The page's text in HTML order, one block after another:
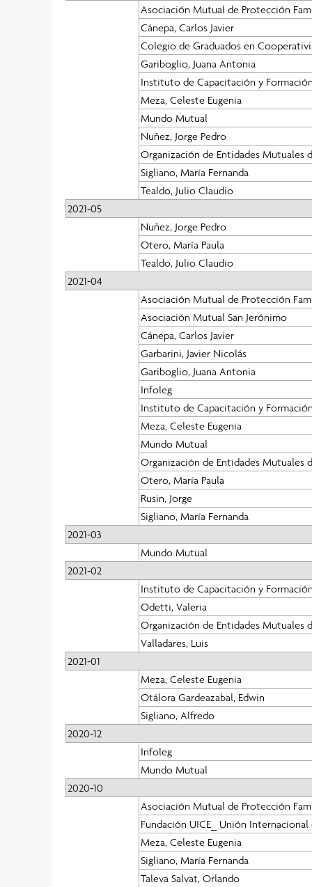
Asociación Mutual de Protección
Cánepa, Carlos Javier
Colegio de Graduados en
Gariboglio, Juana Antonia
Instituto de Capacitación y
Meza, Celeste Eugenia
Mundo Mutual
Nuñez, Jorge Pedro
Organización de Entidades Mutuales
Sigliano, María Fernanda
Tealdo, Julio Claudio
2021-05
Nuñez, Jorge Pedro
Otero, María Paula
Tealdo, Julio Claudio
2021-04
Asociación Mutual de Protección
Asociación Mutual San Jerónimo
Cánepa, Carlos Javier
Garbarini, Javier Nicolás
Gariboglio, Juana Antonia
Infoleg
Instituto de Capacitación y
Meza, Celeste Eugenia
Mundo Mutual
Organización de Entidades Mutuales
Otero, María Paula
Rusin, Jorge
Sigliano, María Fernanda
2021-03
Mundo Mutual
2021-02
Instituto de Capacitación y
Odetti, Valeria
Organización de Entidades Mutuales
Valladares, Luis
2021-01
Meza, Celeste Eugenia
Otálora Gardeazabal, Edwin
Sigliano, Alfredo
2020-12
Infoleg
Mundo Mutual
2020-10
Asociación Mutual de Protección
Fundación UICE_ Unión
Meza, Celeste Eugenia
Sigliano, María Fernanda
Taleva Salvat, Orlando